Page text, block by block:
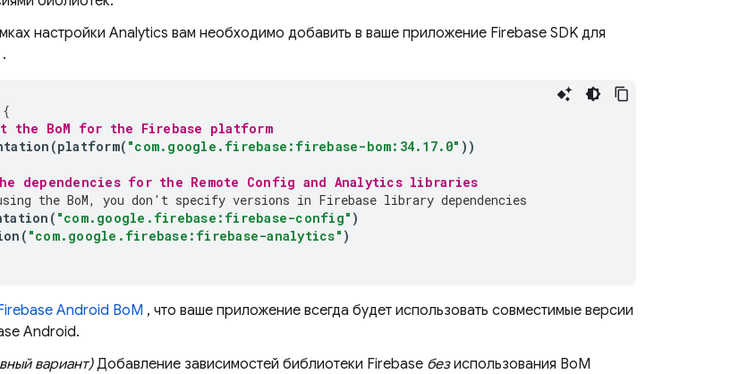
настройки Analytics вам необходимо добавить в ваше приложение Firebase SDK для
.
{
the BoM for the Firebase platform
(platform( "com.google.firebase:firebase-bom:34.17.0" ))
dependencies for the Remote Config and Analytics libraries
the BoM, you don't specify versions in Firebase library dependencies
( "com.google.firebase:firebase-config" )
( "com.google.firebase:firebase-analytics" )
Android BoM , что ваше приложение всегда будет использовать совместимые версии
Android.
вариант)Добавление зависимостей библиотеки Firebase безиспользования BoM